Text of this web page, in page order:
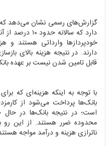
دارد که سالانه
خودپردازها وارداتی هستند و
دارند. در نتیجه هزینه بالای
قابل تامین شدن نیست بر عهده
با توجه به اینکه هزینه‌ای که
بانک‌ها پرداخت می‌شود از
است؛ در نتیجه بانک‌ها در حال
محدوده ضرر هستند. از این رو
ناترازی هزینه و درآمد مواجه هستند.